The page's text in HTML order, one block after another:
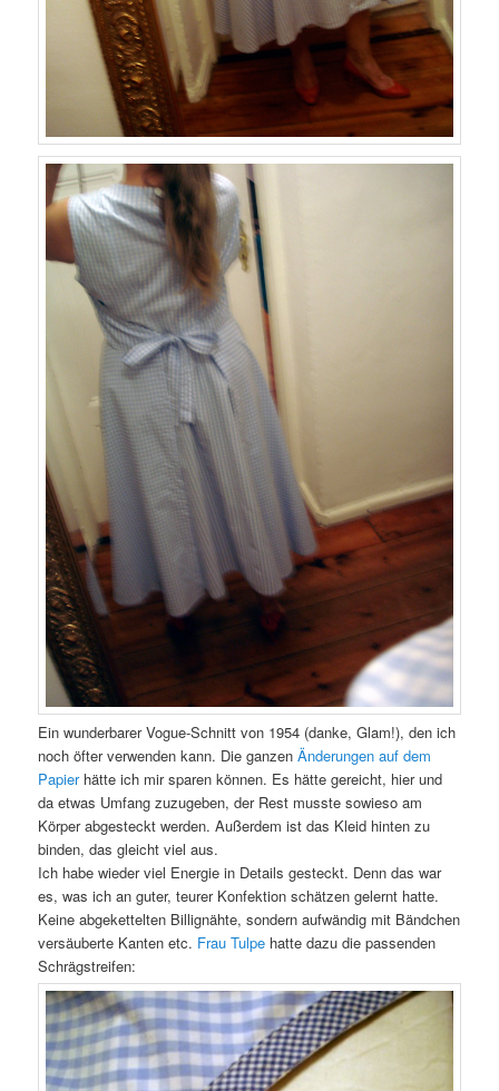
Ein wunderbarer Vogue-Schnitt von 1954 (danke, Glam!), den ich
noch öfter verwenden kann. Die ganzenÄnderungen auf dem
Papierhätte ich mir sparen können. Es hätte gereicht, hier und
da etwas Umfang zuzugeben, der Rest musste sowieso am
Körper abgesteckt werden. Außerdem ist das Kleid hinten zu
binden, das gleicht viel aus.
Ich habe wieder viel Energie in Details gesteckt. Denn das war
es, was ich an guter, teurer Konfektion schätzen gelernt hatte.
Keine abgekettelten Billignähte, sondern aufwändig mit Bändchen
versäuberte Kanten etc. Frau Tulpe hatte dazu die passenden
Schrägstreifen: